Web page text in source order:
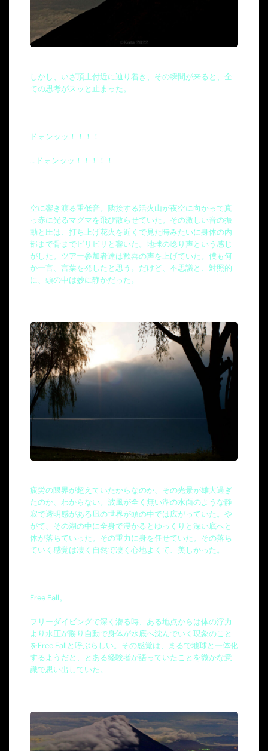
しかし、いざ頂上付近に辿り着き、その瞬間が来ると、全
ての思考がスッと止まった。
ドォンッッ！！！！
….ドォンッッ！！！！！
空に響き渡る重低音。隣接する活火山が夜空に向かって真
っ赤に光るマグマを飛び散らせていた。その激しい音の振
動と圧は、打ち上げ花火を近くで見た時みたいに身体の内
部まで骨までビリビリと響いた。地球の唸り声という感じ
がした。ツアー参加者達は歓喜の声を上げていた。僕も何
か一言、言葉を発したと思う。だけど、不思議と、対照的
に、頭の中は妙に静かだった。
疲労の限界が超えていたからなのか、その光景が雄大過ぎ
たのか、わからない。波風が全く無い湖の水面のような静
寂で透明感がある凪の世界が頭の中では広がっていた。や
がて、その湖の中に全身で浸かるとゆっくりと深い底へと
体が落ちていった。その重力に身を任せていた。その落ち
ていく感覚は凄く自然で凄く心地よくて、美しかった。
Free Fall。
フリーダイビングで深く潜る時、ある地点からは体の浮力
より水圧が勝り自動で身体が水底へ沈んでいく現象のこと
をFree Fallと呼ぶらしい。その感覚は、まるで地球と一体化
するようだと、とある経験者が語っていたことを微かな意
識で思い出していた。